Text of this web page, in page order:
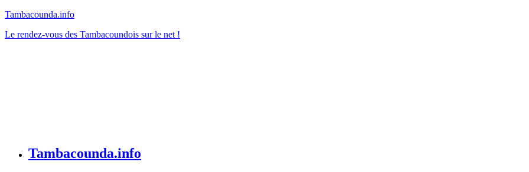
Tambacounda.info
Le rendez-vous des Tambacoundois sur le net !
Tambacounda.info